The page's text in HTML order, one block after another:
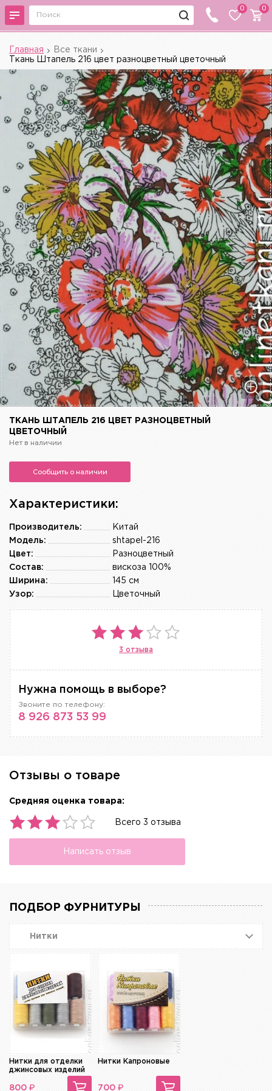
0 0
Главная
Все ткани
Ткань Штапель 216 цвет разноцветный цветочный
ТКАНЬ ШТАПЕЛЬ 216 ЦВЕТ РАЗНОЦВЕТНЫЙ
ЦВЕТОЧНЫЙ
Нет в наличии
Сообщить о наличии
Характеристики:
Китай
Производитель:
shtapel-216
Модель:
Разноцветный
Цвет:
вискоза 100%
Состав:
145 см
Ширина:
Цветочный
Узор:
3 отзыва
Нужна помощь в выборе?
Звоните по телефону:
8 926 873 53 99
Отзывы о товаре
Средняя оценка товара:
Всего 3 отзыва
Написать отзыв
ПОДБОР ФУРНИТУРЫ
Нитки
Нитки для отделки
джинсовых изделий
800 ₽
Нитки Капроновые
700 ₽